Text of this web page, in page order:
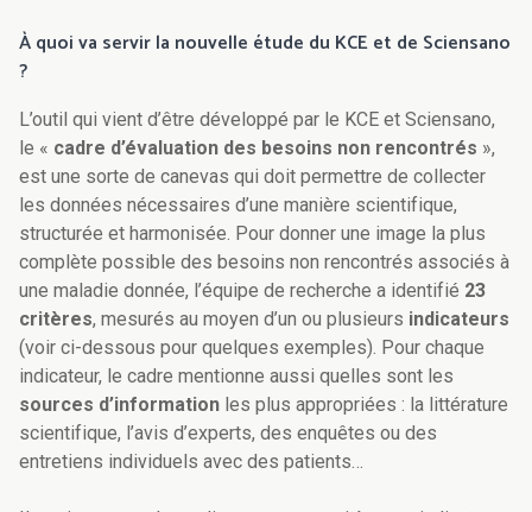
À quoi va servir la nouvelle étude du KCE et de Sciensano
?
L’outil qui vient d’être développé par le KCE et Sciensano,
le « cadre d’évaluation des besoins non rencontrés »,
est une sorte de canevas qui doit permettre de collecter
les données nécessaires d’une manière scientifique,
structurée et harmonisée. Pour donner une image la plus
complète possible des besoins non rencontrés associés à
une maladie donnée, l’équipe de recherche a identifié 23
critères, mesurés au moyen d’un ou plusieurs indicateurs
(voir ci-dessous pour quelques exemples). Pour chaque
indicateur, le cadre mentionne aussi quelles sont les
sources d’information les plus appropriées : la littérature
scientifique, l’avis d’experts, des enquêtes ou des
entretiens individuels avec des patients…